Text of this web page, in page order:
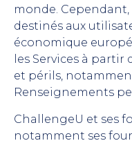
monde. Cependant,
destinés aux
économique
les Services à partir
et périls,
Renseignements
ChallengeU et ses
notamment ses